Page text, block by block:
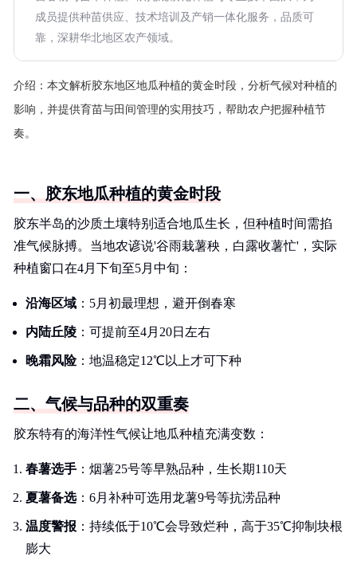
成员提供种苗供应、技术培训及产销一体化服务，品质可
靠，深耕华北地区农产领域。
介绍： 本文解析胶东地区地瓜种植的黄金时段，分析气候对种植的
影响，并提供育苗与田间管理的实用技巧，帮助农户把握种植节
奏。
一、胶东地瓜种植的黄金时段
胶东半岛的沙质土壤特别适合地瓜生长，但种植时间需掐
准气候脉搏。当地农谚说'谷雨栽薯秧，白露收薯忙'，实际
种植窗口在4月下旬至5月中旬：
沿海区域 ：5月初最理想，避开倒春寒
内陆丘陵 ：可提前至4月20日左右
晚霜风险：地温稳定12℃以上才可下种
二、气候与品种的双重奏
胶东特有的海洋性气候让地瓜种植充满变数：
春薯选手 ：烟薯25号等早熟品种，生长期110天
夏薯备选：6月补种可选用龙薯9号等抗涝品种
温度警报 ：持续低于10℃会导致烂种，高于35℃抑制块根
膨大